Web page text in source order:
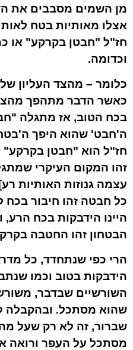
מן השמים מסבבים את
אצלו מאותיות בטח
חז"ל "חבטן בקרקע" או
וכדומה.
כלומר – מהצד העליון
כאשר הדבר מתהפך מהצד
בכח הטוב, אז מתגלה
ה'חבט' שהוא היפך
חז"ל הוא "חבטן
זהו המקום העיקרי
עצמה גנוזות האותיות רע
כל חבטה זהו חיבור
היינו הידבקות בכח
הבטחון זהו החטבה
הרי כפי שנתחדד, כל
הידבקות בטוב וכמו
השורשיים שבדבר,
שהוא מסתכל. ובהקבלה
שברור, זה לא רק שעל
מסתכל על העפר ורואה